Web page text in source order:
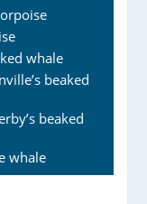
whale
beaked
beaked
whale